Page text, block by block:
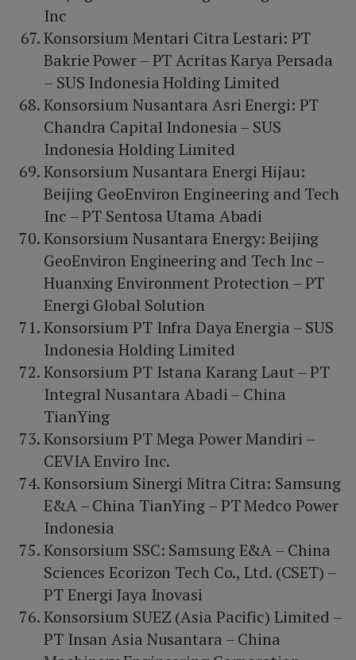
Inc
Konsorsium Mentari Citra Lestari: PT
Bakrie Power – PT Acritas Karya Persada
– SUS Indonesia Holding Limited
Konsorsium Nusantara Asri Energi: PT
Chandra Capital Indonesia – SUS
Indonesia Holding Limited
Konsorsium Nusantara Energi Hijau:
Beijing GeoEnviron Engineering and Tech
Inc – PT Sentosa Utama Abadi
Konsorsium Nusantara Energy: Beijing
GeoEnviron Engineering and Tech Inc –
Huanxing Environment Protection – PT
Energi Global Solution
Konsorsium PT Infra Daya Energia – SUS
Indonesia Holding Limited
Konsorsium PT Istana Karang Laut – PT
Integral Nusantara Abadi – China
TianYing
Konsorsium PT Mega Power Mandiri –
CEVIA Enviro Inc.
Konsorsium Sinergi Mitra Citra: Samsung
E&A – China TianYing – PT Medco Power
Indonesia
Konsorsium SSC: Samsung E&A – China
Sciences Ecorizon Tech Co., Ltd. (CSET) –
PT Energi Jaya Inovasi
Konsorsium SUEZ (Asia Pacific) Limited –
PT Insan Asia Nusantara – China